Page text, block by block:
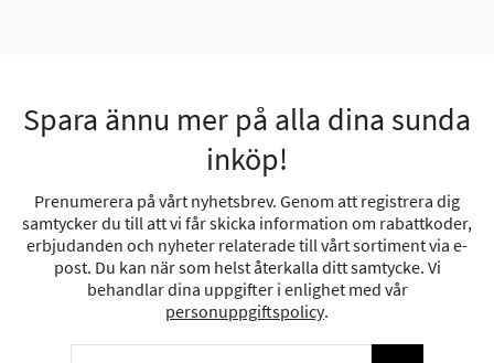
Spara ännu mer på alla dina sunda
inköp!
Prenumerera på vårt nyhetsbrev. Genom att registrera dig
samtycker du till att vi får skicka information om rabattkoder,
erbjudanden och nyheter relaterade till vårt sortiment via e-
post. Du kan när som helst återkalla ditt samtycke. Vi
behandlar dina uppgifter i enlighet med vår
personuppgiftspolicy.